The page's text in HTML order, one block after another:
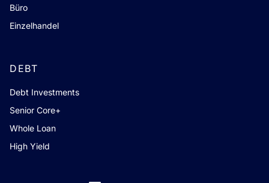
Büro
Einzelhandel
DEBT
Debt Investments
Senior Core+
Whole Loan
High Yield